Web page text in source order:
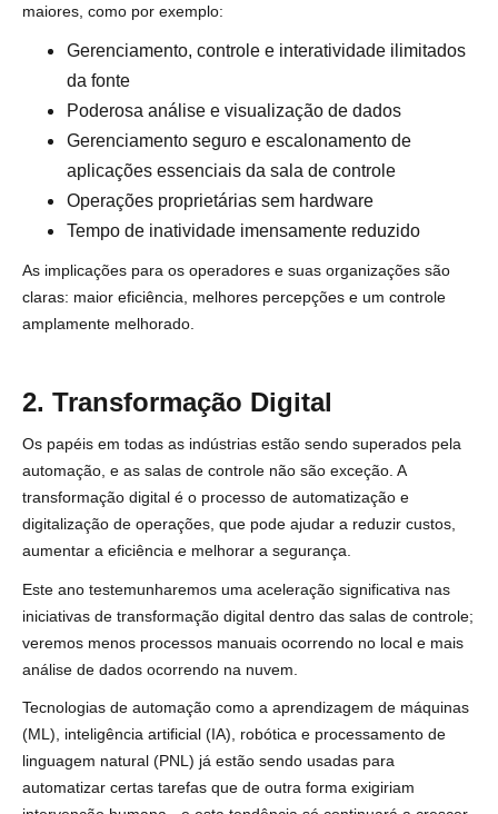
maiores, como por exemplo:
Gerenciamento, controle e interatividade ilimitados
da fonte
Poderosa análise e visualização de dados
Gerenciamento seguro e escalonamento de
aplicações essenciais da sala de controle
Operações proprietárias sem hardware
Tempo de inatividade imensamente reduzido
As implicações para os operadores e suas organizações são
claras: maior eficiência, melhores percepções e um controle
amplamente melhorado.
2. Transformação Digital
Os papéis em todas as indústrias estão sendo superados pela
automação, e as salas de controle não são exceção. A
transformação digital é o processo de automatização e
digitalização de operações, que pode ajudar a reduzir custos,
aumentar a eficiência e melhorar a segurança.
Este ano testemunharemos uma aceleração significativa nas
iniciativas de transformação digital dentro das salas de controle;
veremos menos processos manuais ocorrendo no local e mais
análise de dados ocorrendo na nuvem.
Tecnologias de automação como a aprendizagem de máquinas
(ML), inteligência artificial (IA), robótica e processamento de
linguagem natural (PNL) já estão sendo usadas para
automatizar certas tarefas que de outra forma exigiriam